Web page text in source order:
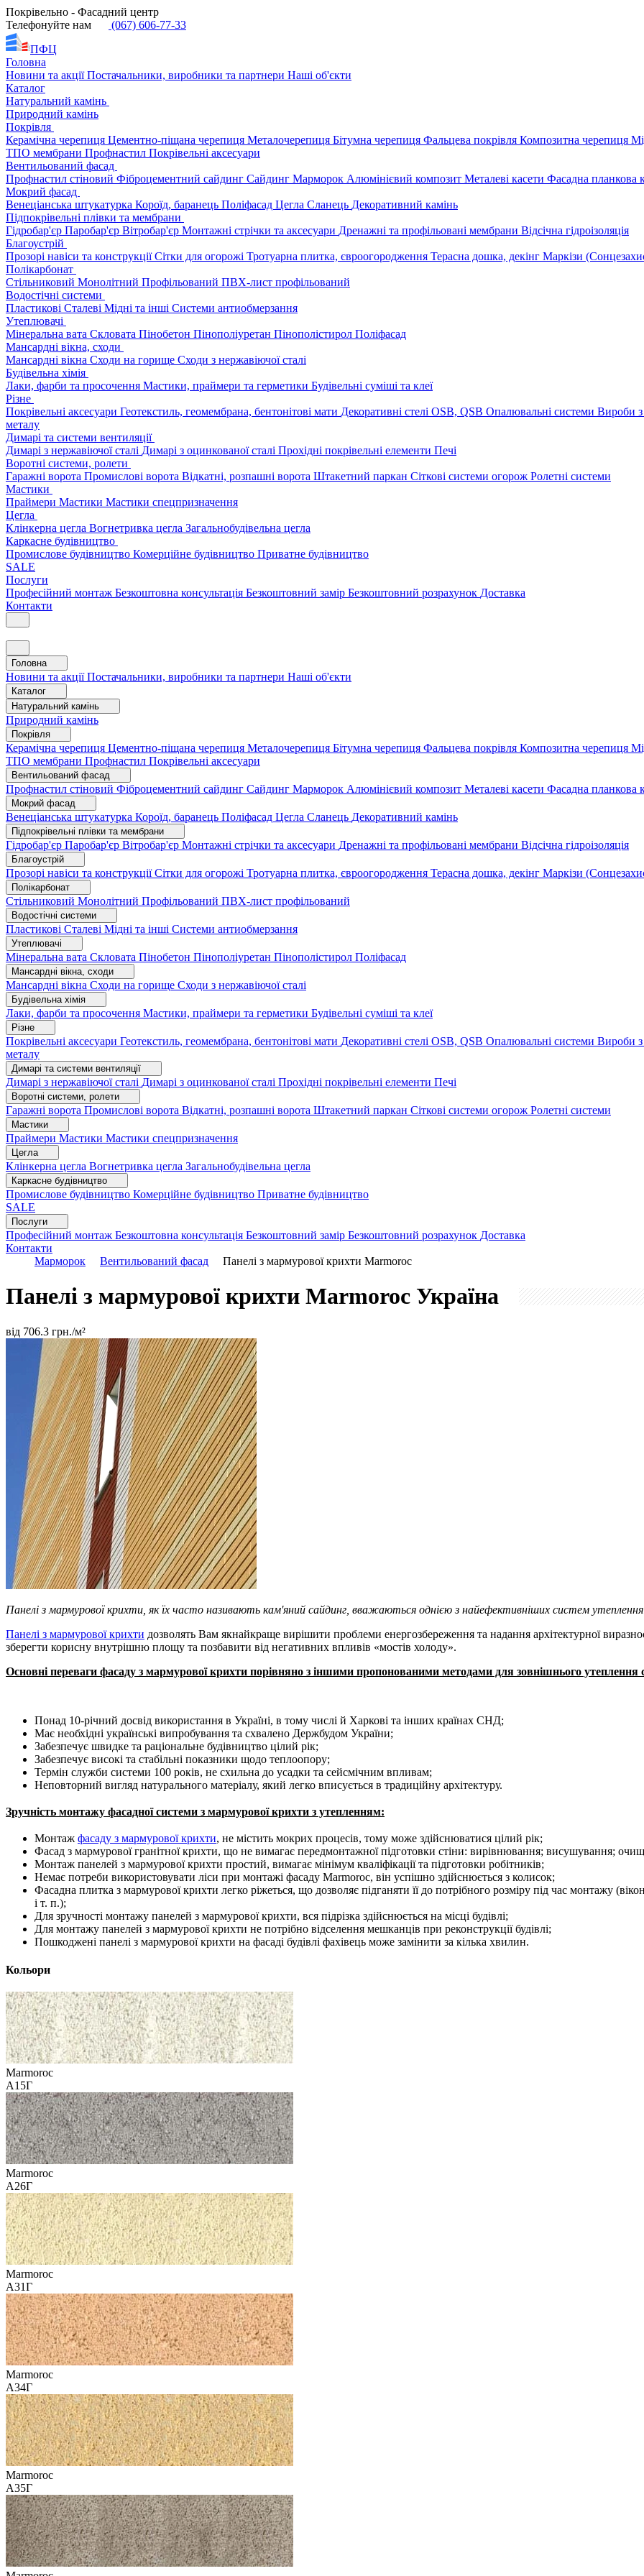
Покрівельно - Фасадний центр
Телефонуйте нам
(067) 606-77-33
ПФЦ
Головна
Новини та акціїПостачальники, виробники та партнери Наші об'єкти
Каталог
Натуральний камінь
Природний камінь
Покрівля
Керамічна черепиця Цементно-піщана черепиця Металочерепиця Бітумна черепиця Фальцева покрівля Композитна черепиця
ТПО мембрани Профнастил Покрівельні аксесуари
Вентильований фасад
Профнастил стіновий Фіброцементний сайдинг Сайдинг Марморок Алюмінієвий композит Металеві касети Фасадна планкова
Мокрий фасад
Венеціанська штукатурка Короїд, баранець Поліфасад Цегла Сланець Декоративний камінь
Підпокрівельні плівки та мембрани
Гідробар'єр Паробар'єр Вітробар'єр Монтажні стрічки та аксесуари Дренажні та профільовані мембрани Відсічна гідроізоляція
Благоустрій
Прозорі навіси та конструкціїСітки для огорожі Тротуарна плитка, євроогородження Терасна дошка, декінг Маркізи
Полікарбонат
Стільниковий Монолітний Профільований ПВХ-лист профільований
Водостічні системи
Пластикові Сталеві Мідні та інші Системи антиобмерзання
Утеплювачі
Мінеральна вата Скловата Пінобетон Пінополіуретан Пінополістирол Поліфасад
Мансардні вікна, сходи
Мансардні вікна Сходи на горище Сходи з нержавіючої сталі
Будівельна хімія
Лаки, фарби та просочення Мастики, праймери та герметики Будівельні суміші та клеї
Різне
Покрівельні аксесуари Геотекстиль, геомембрана, бентонітові мати Декоративні стелі OSB, QSB Опалювальні системи Вироби з
металу
Димарі та системи вентиляції
Димарі з нержавіючої сталі Димарі з оцинкованої сталі Прохідні покрівельні елементи Печі
Воротні системи, ролети
Гаражні ворота Промислові ворота Відкатні, розпашні ворота Штакетний паркан Сіткові системи огорож Ролетні системи
Мастики
Праймери Мастики Мастики спецпризначення
Цегла
Клінкерна цегла Вогнетривка цегла Загальнобудівельна цегла
Каркасне будівництво
Промислове будівництво Комерційне будівництво Приватне будівництво
SALE
Послуги
Професійний монтаж Безкоштовна консультація Безкоштовний замір Безкоштовний розрахунок Доставка
Контакти
Головна
Новини та акціїПостачальники, виробники та партнери Наші об'єкти
Каталог
Натуральний камінь
Природний камінь
Покрівля
Керамічна черепиця Цементно-піщана черепиця Металочерепиця Бітумна черепиця Фальцева покрівля Композитна черепиця
ТПО мембрани Профнастил Покрівельні аксесуари
Вентильований фасад
Профнастил стіновий Фіброцементний сайдинг Сайдинг Марморок Алюмінієвий композит Металеві касети Фасадна планкова
Мокрий фасад
Венеціанська штукатурка Короїд, баранець Поліфасад Цегла Сланець Декоративний камінь
Підпокрівельні плівки та мембрани
Гідробар'єр Паробар'єр Вітробар'єр Монтажні стрічки та аксесуари Дренажні та профільовані мембрани Відсічна гідроізоляція
Благоустрій
Прозорі навіси та конструкціїСітки для огорожі Тротуарна плитка, євроогородження Терасна дошка, декінг Маркізи
Полікарбонат
Стільниковий Монолітний Профільований ПВХ-лист профільований
Водостічні системи
Пластикові Сталеві Мідні та інші Системи антиобмерзання
Утеплювачі
Мінеральна вата Скловата Пінобетон Пінополіуретан Пінополістирол Поліфасад
Мансардні вікна, сходи
Мансардні вікна Сходи на горище Сходи з нержавіючої сталі
Будівельна хімія
Лаки, фарби та просочення Мастики, праймери та герметики Будівельні суміші та клеї
Різне
Покрівельні аксесуари Геотекстиль, геомембрана, бентонітові мати Декоративні стелі OSB, QSB Опалювальні системи Вироби з
металу
Димарі та системи вентиляції
Димарі з нержавіючої сталі Димарі з оцинкованої сталі Прохідні покрівельні елементи Печі
Воротні системи, ролети
Гаражні ворота Промислові ворота Відкатні, розпашні ворота Штакетний паркан Сіткові системи огорож Ролетні системи
Мастики
Праймери Мастики Мастики спецпризначення
Цегла
Клінкерна цегла Вогнетривка цегла Загальнобудівельна цегла
Каркасне будівництво
Промислове будівництво Комерційне будівництво Приватне будівництво
SALE
Послуги
Професійний монтаж Безкоштовна консультація Безкоштовний замір Безкоштовний розрахунок Доставка
Контакти
Марморок
Вентильований фасад Панелі з мармурової крихти Marmoroc
Панелі з мармурової крихти Marmoroc Україна
від 706.3 грн./м²
Панелі з мармурової крихти, як їх часто називають кам'яний сайдинг, вважаються однією з найефективніших систем
Панелі з мармурової крихти дозволять Вам якнайкраще вирішити проблеми енергозбереження та надання архітектурної
зберегти корисну внутрішню площу та позбавити від негативних впливів «мостів холоду».
Основні переваги фасаду з мармурової крихти порівняно з іншими пропонованими методами для зовнішнього утеплення
Понад 10-річний досвід використання в Україні, в тому числі й Харкові та інших країнах СНД;
Має необхідні українські випробування та схвалено Держбудом України;
Забезпечує швидке та раціональне будівництво цілий рік;
Забезпечує високі та стабільні показники щодо теплоопору;
Термін служби системи 100 років, не схильна до усадки та сейсмічним впливам;
Неповторний вигляд натурального матеріалу, який легко вписується в традиційну архітектуру.
Зручність монтажу фасадної системи з мармурової крихти з утепленням:
Монтаж фасаду з мармурової крихти, не містить мокрих процесів, тому може здійснюватися цілий рік;
Фасад з мармурової гранітної крихти, що не вимагає передмонтажної підготовки стіни: вирівнювання; висушування;
Монтаж панелей з мармурової крихти простий, вимагає мінімум кваліфікації та підготовки робітників;
Немає потреби використовувати ліси при монтажі фасаду Marmoroc, він успішно здійснюється з колисок;
Фасадна плитка з мармурової крихти легко ріжеться, що дозволяє підганяти її до потрібного розміру під час монтажу
і т. п.);
Для зручності монтажу панелей з мармурової крихти, вся підрізка здійснюється на місці будівлі;
Для монтажу панелей з мармурової крихти не потрібно відселення мешканців при реконструкції будівлі;
Пошкоджені панелі з мармурової крихти на фасаді будівлі фахівець може замінити за кілька хвилин.
Кольори
Marmoroc
А15Г
Marmoroc
А26Г
Marmoroc
А31Г
Marmoroc
А34Г
Marmoroc
А35Г